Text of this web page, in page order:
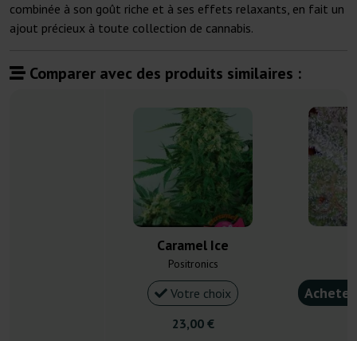
combinée à son goût riche et à ses effets relaxants, en fait un
ajout précieux à toute collection de cannabis.
Comparer avec des produits similaires :
Caramel Ice
Positronics
Votre choix
23,00 €